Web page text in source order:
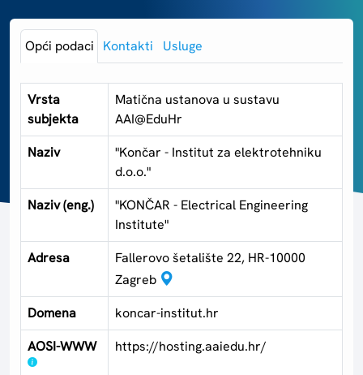
Za matične ustanove
O sustavu
Kontakt
Opći podaci Kontakti Usluge
Vrsta
subjekta
Matična ustanova u sustavu
AAI@EduHr
Naziv
"Končar - Institut za elektrotehniku
d.o.o."
Naziv (eng.)
"KONČAR - Electrical Engineering
Institute"
Adresa
Fallerovo šetalište 22, HR-10000
Zagreb
Domena
koncar-institut.hr
AOSI-WWW
https://hosting.aaiedu.hr/